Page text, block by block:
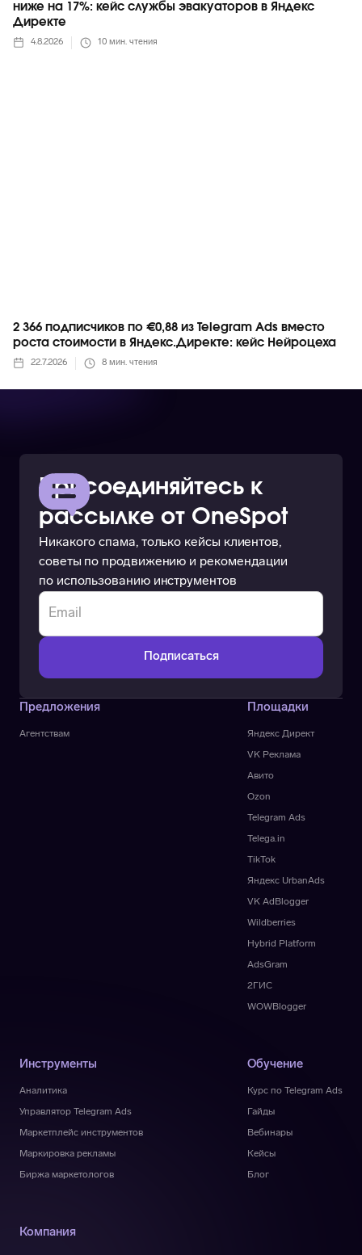
ниже на 17%: кейс службы эвакуаторов в Яндекс
Директе
4.8.2026 10 мин. чтения
2 366 подписчиков по €0,88 из Telegram Ads вместо
роста стоимости в Яндекс.Директе: кейс Нейроцеха
22.7.2026 8 мин. чтения
Присоединяйтесь к
рассылке от OneSpot
Никакого спама, только кейсы клиентов,
советы по продвижению и рекомендации
по использованию инструментов
Предложения
Агентствам Яндекс Директ
VK Реклама
Площадки
Авито
Ozon
Telegram Ads
Telega.in
TikTok
Яндекс UrbanAds
VK AdBlogger
Wildberries
Hybrid Platform
AdsGram
2ГИС
WOWBlogger
Инструменты
Аналитика
Управлятор Telegram Ads
Маркетплейс инструментов
Маркировка рекламы
Биржа маркетологов
Обучение
Курс по Telegram Ads
Гайды
Вебинары
Кейсы
Блог
Компания